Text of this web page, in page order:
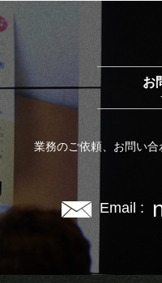
お
業務のご依頼、お問い合
Email :